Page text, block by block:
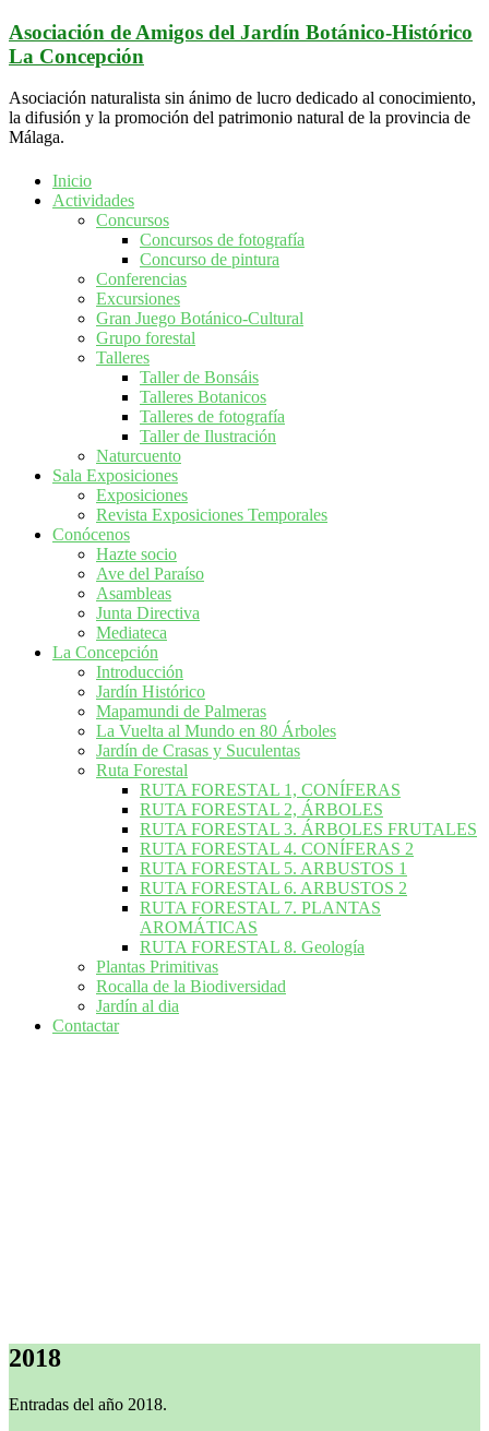
Saltar
al
contenido
Asociación de Amigos del Jardín Botánico-Histórico
La Concepción
Asociación naturalista sin ánimo de lucro dedicado al conocimiento,
la difusión y la promoción del patrimonio natural de la provincia de
Málaga.
Inicio
Actividades
Concursos
Concursos de fotografía
Concurso de pintura
Conferencias
Excursiones
Gran Juego Botánico-Cultural
Grupo forestal
Talleres
Taller de Bonsáis
Talleres Botanicos
Talleres de fotografía
Taller de Ilustración
Naturcuento
Sala Exposiciones
Exposiciones
Revista Exposiciones Temporales
Conócenos
Hazte socio
Ave del Paraíso
Asambleas
Junta Directiva
Mediateca
La Concepción
Introducción
Jardín Histórico
Mapamundi de Palmeras
La Vuelta al Mundo en 80 Árboles
Jardín de Crasas y Suculentas
Ruta Forestal
RUTA FORESTAL 1, CONÍFERAS
RUTA FORESTAL 2, ÁRBOLES
RUTA FORESTAL 3. ÁRBOLES FRUTALES
RUTA FORESTAL 4. CONÍFERAS 2
RUTA FORESTAL 5. ARBUSTOS 1
RUTA FORESTAL 6. ARBUSTOS 2
RUTA FORESTAL 7. PLANTAS
AROMÁTICAS
RUTA FORESTAL 8. Geología
Plantas Primitivas
Rocalla de la Biodiversidad
Jardín al dia
Contactar
2018
Entradas del año 2018.